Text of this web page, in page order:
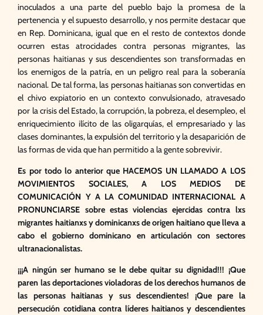
inoculados a una parte del pueblo bajo la promesa de la
pertenencia y el supuesto desarrollo, y nos permite destacar que
en Rep. Dominicana, igual que en el resto de contextos donde
ocurren estas atrocidades contra personas migrantes, las
personas haitianas y sus descendientes son transformadas en
los enemigos de la patría, en un peligro real para la soberanía
nacional. De tal forma, las personas haitianas son convertidas en
el chivo expiatorio en un contexto convulsionado, atravesado
por la crisis del Estado, la corrupción, la pobreza, el desempleo, el
enriquecimiento ilícito de las oligarquías, el empresariado y las
clases dominantes, la expulsión del territorio y la desaparición de
las formas de vida que han permitido a la gente sobrevivir.
Es por todo lo anterior que HACEMOS UN LLAMADO A LOS
MOVIMIENTOS SOCIALES, A LOS MEDIOS DE
COMUNICACIÓN Y A LA COMUNIDAD INTERNACIONAL A
PRONUNCIARSE sobre estas violencias ejercidas contra lxs
migrantes haitianxs y dominicanxs de origen haitiano que lleva a
cabo el gobierno dominicano en articulación con sectores
ultranacionalistas.
¡¡¡A ningún ser humano se le debe quitar su dignidad!!! ¡Que
paren las deportaciones violadoras de los derechos humanos de
las personas haitianas y sus descendientes! ¡Que pare la
persecución cotidiana contra líderes haitianos y descendientes